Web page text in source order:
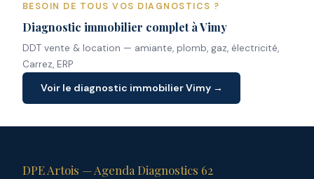
BESOIN DE TOUS VOS DIAGNOSTICS ?
Diagnostic immobilier complet à Vimy
DDT vente & location — amiante, plomb, gaz, électricité,
Carrez, ERP
Voir le diagnostic immobilier Vimy →
DPE Artois — Agenda Diagnostics 62